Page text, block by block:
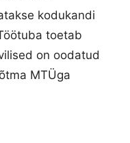
kodukandi
toetab
on oodatud
MTÜga